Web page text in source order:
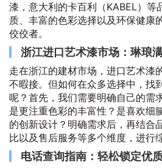
漆，意大利的卡百利（KABEL）等
质、丰富的色彩选择以及环保健康
佼佼者。
浙江进口艺术漆市场：琳琅
走在浙江的建材市场，进口艺术漆
不暇接。但如何在众多选择中，找
呢？首先，我们需要明确自己的需
是更注重色彩的丰富性？是喜欢细
的创新设计？明确需求后，再结合
比以及售后服务等多个维度，进行
电话查询指南：轻松锁定优